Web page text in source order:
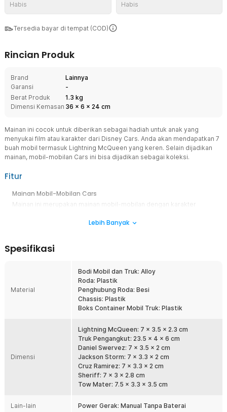
Habis Habis
Tersedia bayar di tempat (COD)
Rincian Produk
Brand
Lainnya
Garansi
-
Berat Produk
1.3 kg
Dimensi Kemasan 36 x 6 x 24 cm
Mainan ini cocok untuk diberikan sebagai hadiah untuk anak yang
menyukai film atau karakter dari Disney Cars. Anda akan mendapatkan 7
buah mobil termasuk Lightning McQueen yang keren. Selain dijadikan
mainan, mobil-mobilan Cars ini bisa dijadikan sebagai koleksi.
Fitur
Mainan Mobil-Mobilan Cars
Mainan ini merupakan mainan mobil-mobilan dengan karakter
McQueen, Tow Mater dan juga Sheriff serta satu buah mobil besar
ataupun sebagai koleksi.
Mainan mobil-mobilan ini dibalut dengan berbagai warna cerah
yang membuat anak akan tertarik untuk memainkannya. Selain itu,
modelnya pun beragam sesuai dengan serial animasi Cars.
anak-anak ataupun bayi karena tidak mengandung zat kimia
berbahaya. Dijamin sangat aman untuk dimainkan tanpa perlu ada
rasa khawatir dari Anda sebagai orang tua.
Kelengkapan Produk
Rincian yang Anda dapatkan untuk pembelian produk ini:
Lebih Banyak
Spesifikasi
Material
Bodi Mobil dan Truk: Alloy
Roda: Plastik
Penghubung Roda: Besi
Chassis: Plastik
Boks Container Mobil Truk: Plastik
Dimensi
Lightning McQueen: 7 x 3.5 x 2.3 cm
Truk Pengangkut: 23.5 x 4 x 6 cm
Daniel Swervez: 7 x 3.5 x 2 cm
Jackson Storm: 7 x 3.3 x 2 cm
Cruz Ramirez: 7 x 3.3 x 2 cm
Sheriff: 7 x 3 x 2.8 cm
Tow Mater: 7.5 x 3.3 x 3.5 cm
Lain-lain Power Gerak: Manual Tanpa Baterai